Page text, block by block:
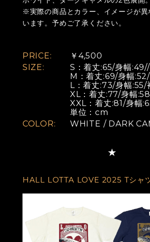
※実際の商品とカラー、イメージが異
います。予めご了承ください。
PRICE:
￥4,500
SIZE:
S：着丈:65/身幅
M：着丈:69/身幅
L：着丈:73/身幅:55/
XL：着丈:77/身幅
XXL：着丈:81/身幅
単位：cm
COLOR:
WHITE / DARK
HALL LOTTA LOVE 2025 Tシャ